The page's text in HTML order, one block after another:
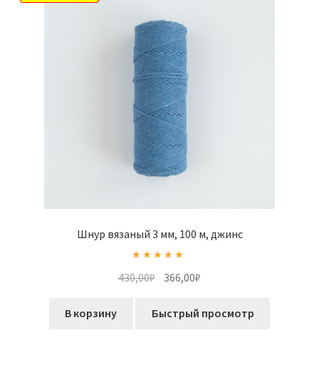
Шнур вязаный 3 мм, 100 м, джинс
430,00₽ Первоначальная
составляла
366,00₽
366,00₽.
В корзину Быстрый просмотр